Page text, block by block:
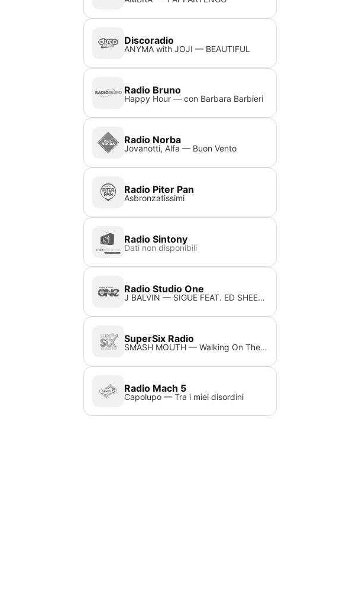
Discoradio
ANYMA with JOJI — BEAUTIFUL
Radio Bruno
Happy Hour — con Barbara Barbieri
Radio Norba
Jovanotti, Alfa — Buon Vento
Radio Piter Pan
Asbronzatissimi
Radio Sintony
Dati non disponibili
Radio Studio One
J BALVIN — SIGUE FEAT. ED SHEERAN
SuperSix Radio
SMASH MOUTH — Walking On The Sun
Radio Mach 5
Capolupo — Tra i miei disordini